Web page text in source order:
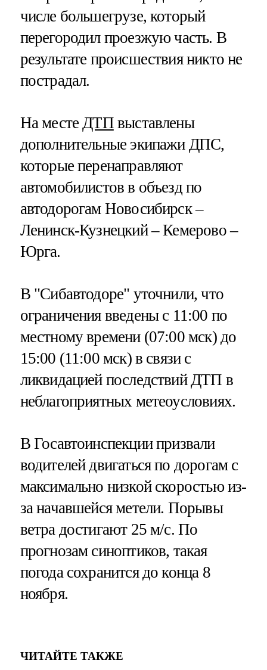
числе большегрузе, который
перегородил проезжую часть. В
результате происшествия никто не
пострадал.
На местеДТПвыставлены
дополнительные экипажи ДПС,
которые перенаправляют
автомобилистов в объезд по
автодорогам Новосибирск –
Ленинск-Кузнецкий – Кемерово –
Юрга.
В "Сибавтодоре" уточнили, что
ограничения введены с 11:00 по
местному времени (07:00 мск) до
15:00 (11:00 мск) в связи с
ликвидацией последствий ДТП в
неблагоприятных метеоусловиях.
В Госавтоинспекции призвали
водителей двигаться по дорогам с
максимально низкой скоростью из-
за начавшейся метели. Порывы
ветра достигают 25 м/с. По
прогнозам синоптиков, такая
погода сохранится до конца 8
ноября.
ЧИТАЙТЕ ТАКЖЕ